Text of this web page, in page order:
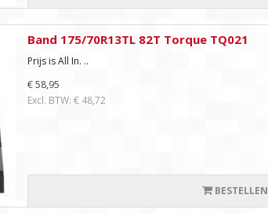
Band 175/70R13TL 82T Torque TQ021
Prijs is All In. ..
€ 58,95
Excl. BTW: € 48,72
BESTELLEN